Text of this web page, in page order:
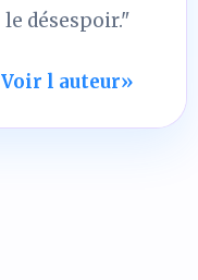
le désespoir."
Voir l auteur»